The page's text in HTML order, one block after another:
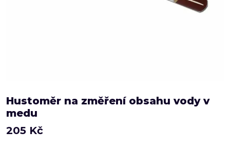
Hustoměr na změření obsahu vody v
medu
205 Kč